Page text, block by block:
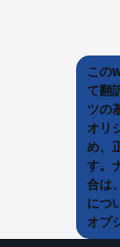
この
て翻
ツの
オリ
め、
す。
合は
につ
オプ